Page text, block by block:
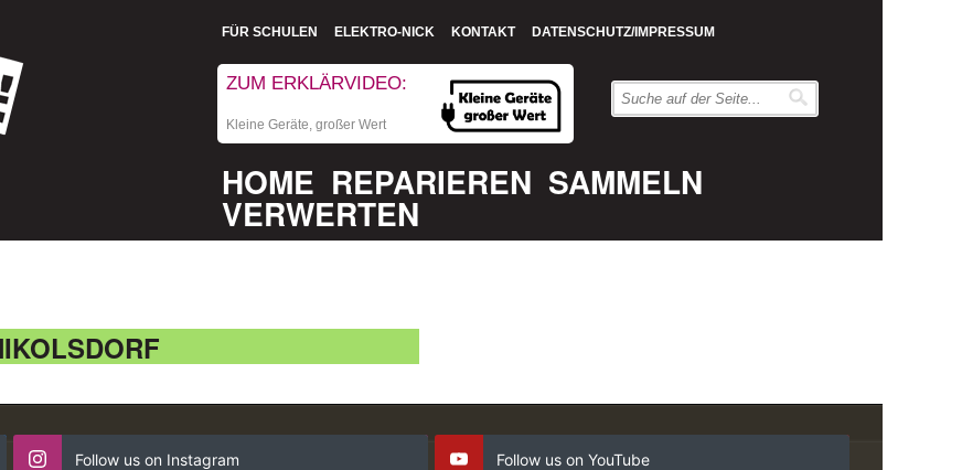
FÜR SCHULEN ELEKTRO-NICK KONTAKT DATENSCHUTZ/IMPRESSUM
ZUM ERKLÄRVIDEO:
Kleine Geräte, großer Wert
HOME REPARIEREN SAMMELN
VERWERTEN
Follow us on Instagram Follow us on YouTube